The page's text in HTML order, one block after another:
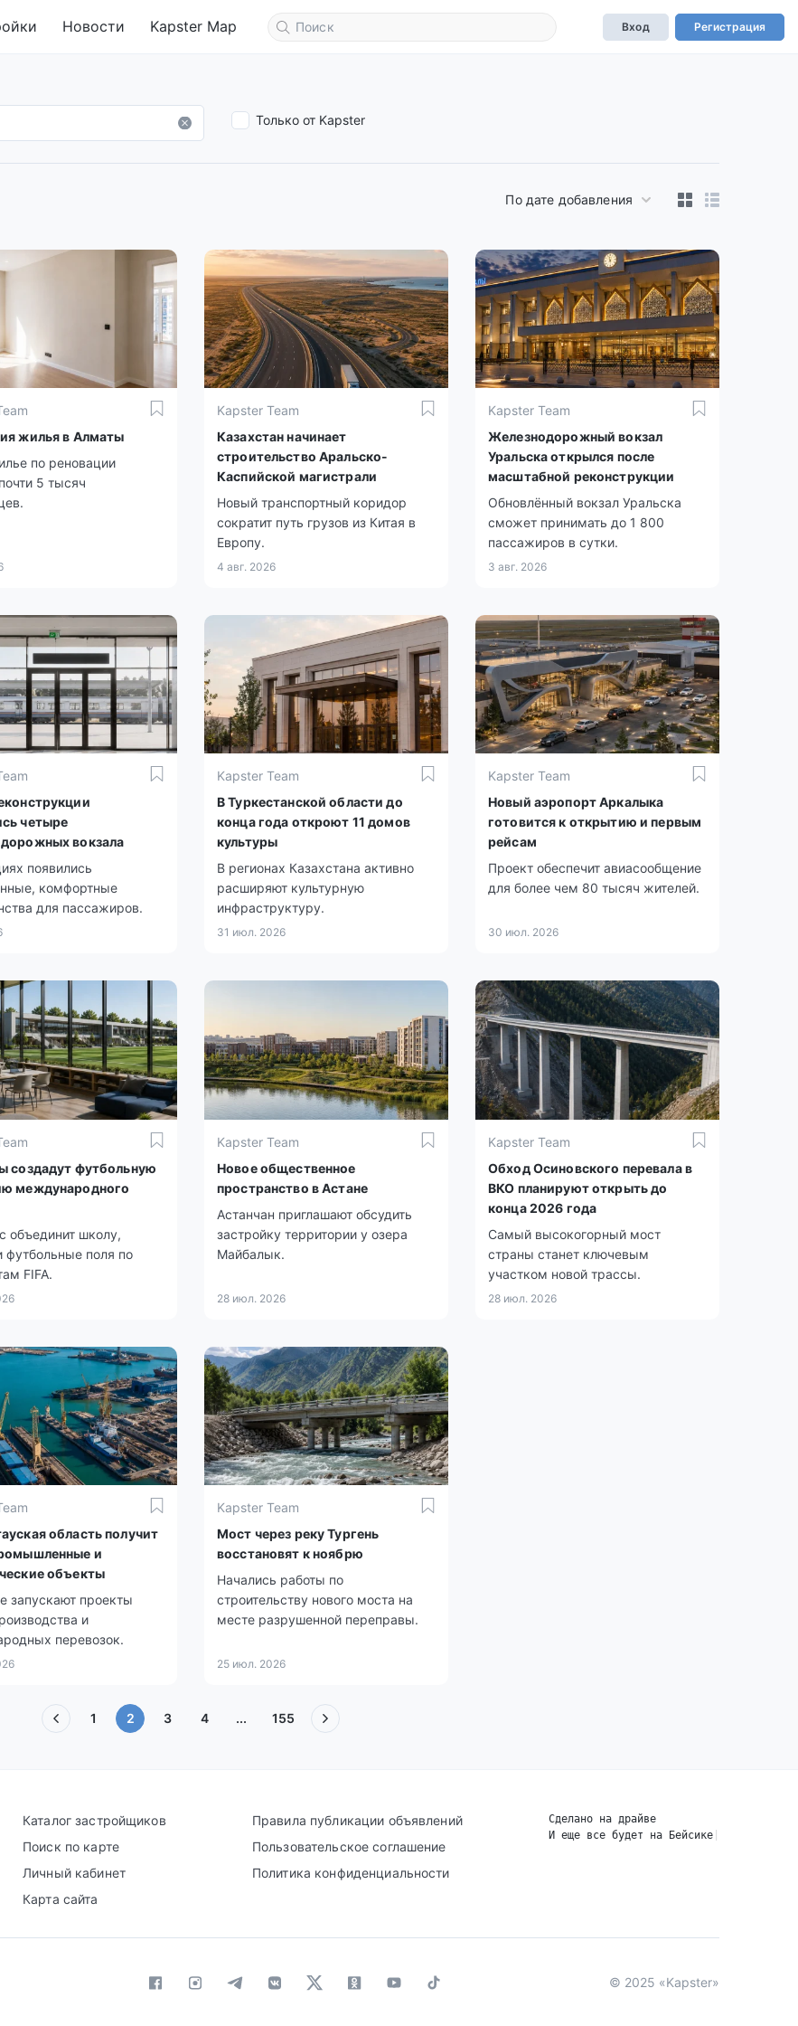
Новости Kapster Map Вход Регистрация
Только от Kapster
По дате добавления
жилья в Алматы
по реновации
5 тысяч
Kapster Team
Казахстан начинает
строительство Аральско-
Каспийской магистрали
Новый транспортный коридор
сократит путь грузов из Китая в
Европу.
4 авг. 2026
Kapster Team
Железнодорожный вокзал
Уральска открылся после
масштабной реконструкции
Обновлённый вокзал Уральска
сможет принимать до 1 800
пассажиров в сутки.
3 авг. 2026
четыре
вокзала
появились
комфортные
для пассажиров.
Kapster Team
В Туркестанской области до
конца года откроют 11 домов
культуры
В регионах Казахстана активно
расширяют культурную
инфраструктуру.
31 июл. 2026
Kapster Team
Новый аэропорт Аркалыка
готовится к открытию и первым
рейсам
Проект обеспечит авиасообщение
для более чем 80 тысяч жителей.
30 июл. 2026
создадут футбольную
международного
объединит школу,
футбольные поля по
FIFA.
Kapster Team
Новое общественное
пространство в Астане
Астанчан приглашают обсудить
застройку территории у озера
Майбалык.
28 июл. 2026
Kapster Team
Обход Осиновского перевала в
ВКО планируют открыть до
конца 2026 года
Самый высокогорный мост
страны станет ключевым
участком новой трассы.
28 июл. 2026
область получит
и
объекты
запускают проекты
и
перевозок.
Kapster Team
Мост через реку Тургень
восстановят к ноябрю
Начались работы по
строительству нового моста на
месте разрушенной переправы.
25 июл. 2026
1 2(текущая)
3 4 ... 155
Каталог застройщиков
Поиск по карте
Личный кабинет
Карта сайта
Правила публикации объявлений
Пользовательское соглашение
Политика конфиденциальности
Сделано на драйве
И еще все будет на Бейсике
© 2025 «Kapster»